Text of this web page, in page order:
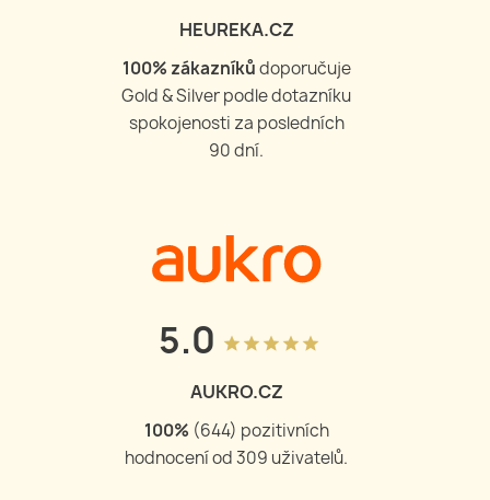
HEUREKA.CZ
100% zákazníkůdoporučuje
Gold & Silver podle dotazníku
spokojenosti za posledních
90 dní.
5.0 grade grade grade grade grade
AUKRO.CZ
100% (644) pozitivních
hodnocení od309 uživatelů.